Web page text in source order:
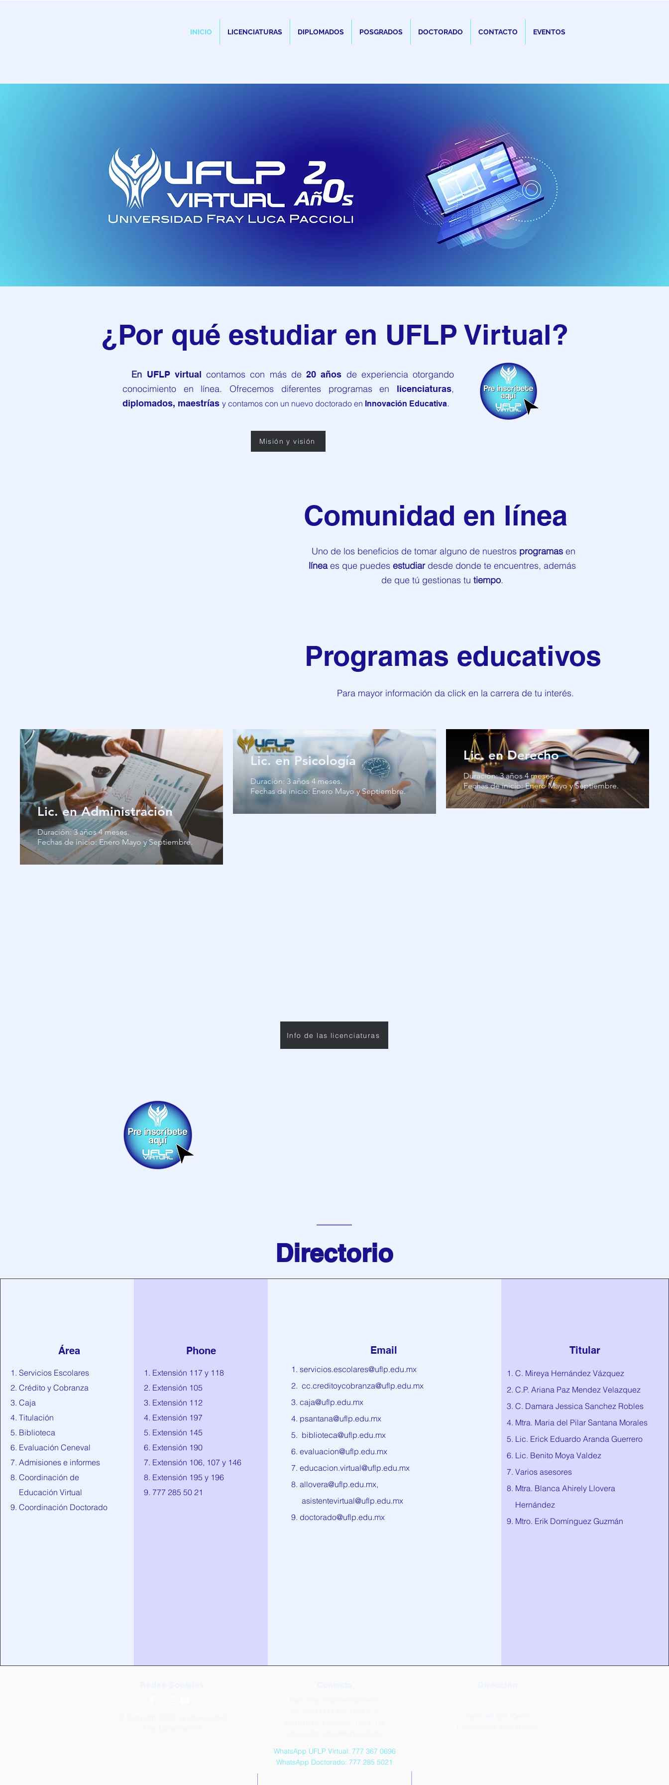
INICIO LICENCIATURAS DIPLOMADOS POSGRADOS DOCTORADO CONTACTO EVENTOS
¿Por qué estudiar en UFLP Virtual?
En UFLP virtual contamos con más de20 años de experiencia otorgando
conocimiento
en línea. Ofrecemos diferentes programasen licenciaturas,
diplomados, maestrías y contamos con un nuevo doctorado en Innovación Educativa.
Misión y visión
Comunidad en línea
Uno de los beneficios de tomar alguno de nuestros programasen
líneaes que puedes estudiardesde donde te encuentres, además
de que tú gestionas tu tiempo.
Programas educativos
Para mayor información da click en la carrera de tu interés.
Lic. en Administración
Duración: 3 años 4 meses.
Fechas de inicio: Enero Mayo y Septiembre.
Lic. en Psicología
Duración: 3 años 4 meses.
Fechas de inicio: Enero Mayo y Septiembre.
Lic. en Derecho
Duración: 3 años 4 meses.
Fechas de inicio: Enero Mayo y Septiembre.
Info de las licenciaturas
Directorio
Área
Servicios Escolares
Crédito y Cobranza
Caja
Titulación
Biblioteca
Evaluación Ceneval
Admisiones e informes
Coordinación de
Educación Virtual
Coordinación Doctorado
Phone
Extensión 117 y 118
Extensión 105
Extensión 112
Extensión 197
Extensión 145
Extensión 190
Extensión 106, 107 y 146
Extensión 195 y 196
777 285 50 21
Email
servicios.escolares@uflp.edu.mx
cc.creditoycobranza@uflp.edu.mx
caja@uflp.edu.mx
psantana@uflp.edu.mx
biblioteca@uflp.edu.mx
evaluacion@uflp.edu.mx
educacion.virtual@uflp.edu.mx
allovera@uflp.edu.mx,
asistentevirtual@uflp.edu.mx
doctorado@uflp.edu.mx
Titular
C. Mireya Hernández Vázquez
C.P. Ariana Paz Mendez Velazquez
C. Damara Jessica Sanchez Robles
Mtra. Maria del Pilar Santana Morales
Lic. Erick Eduardo Aranda Guerrero
Lic. Benito Moya Valdez
Varios asesores
Mtra. Blanca Ahirely Llovera
Hernández
Mtro. Erik Domínguez Guzmán
WhatsApp UFLP Virtual: 777 367 0696
WhatsApp Doctorado: 777 285 5021